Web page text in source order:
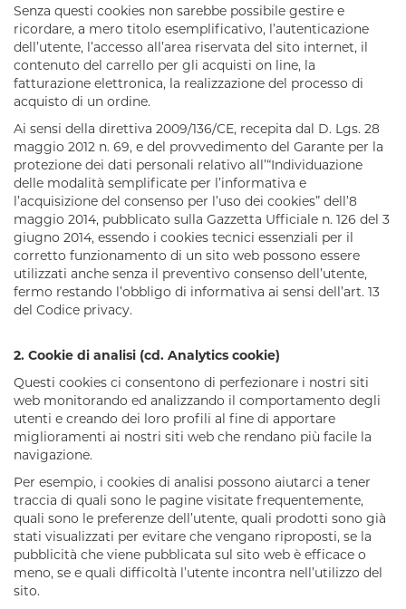
Senza questi cookies non sarebbe possibile gestire e
ricordare, a mero titolo esemplificativo, l’autenticazione
dell’utente, l’accesso all’area riservata del sito internet, il
contenuto del carrello per gli acquisti on line, la
fatturazione elettronica, la realizzazione del processo di
acquisto di un ordine.
Ai sensi della direttiva 2009/136/CE, recepita dal D. Lgs. 28
maggio 2012 n. 69, e del provvedimento del Garante per la
protezione dei dati personali relativo all’“Individuazione
delle modalità semplificate per l’informativa e
l’acquisizione del consenso per l’uso dei cookies” dell’8
maggio 2014, pubblicato sulla Gazzetta Ufficiale n. 126 del 3
giugno 2014, essendo i cookies tecnici essenziali per il
corretto funzionamento di un sito web possono essere
utilizzati anche senza il preventivo consenso dell’utente,
fermo restando l’obbligo di informativa ai sensi dell’art. 13
del Codice privacy.
2. Cookie di analisi (cd. Analytics cookie)
Questi cookies ci consentono di perfezionare i nostri siti
web monitorando ed analizzando il comportamento degli
utenti e creando dei loro profili al fine di apportare
miglioramenti ai nostri siti web che rendano più facile la
navigazione.
Per esempio, i cookies di analisi possono aiutarci a tener
traccia di quali sono le pagine visitate frequentemente,
quali sono le preferenze dell’utente, quali prodotti sono già
stati visualizzati per evitare che vengano riproposti, se la
pubblicità che viene pubblicata sul sito web è efficace o
meno, se e quali difficoltà l’utente incontra nell’utilizzo del
sito.